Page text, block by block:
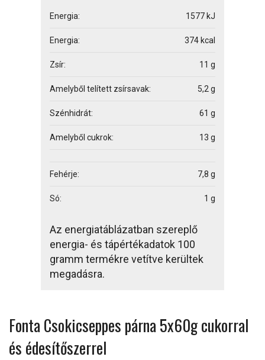
Energia: 1577 kJ
Energia: 374 kcal
Zsír: 11 g
Amelyből telített zsírsavak: 5,2 g
Szénhidrát: 61 g
Amelyből cukrok: 13 g
Fehérje: 7,8 g
Só: 1 g
Az energiatáblázatban szereplő
energia- és tápértékadatok 100
gramm termékre vetítve kerültek
megadásra.
Fonta Csokicseppes párna 5x60g cukorral
és édesítőszerrel